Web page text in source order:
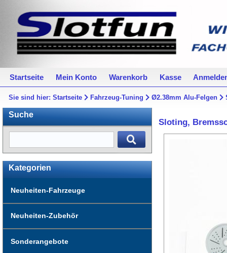
Startseite Mein Konto Warenkorb Kasse
Sie sind hier:Startseite Fahrzeug-Tuning Ø2.38mm Alu-Felgen
Suche
Kategorien
Neuheiten-Fahrzeuge
Neuheiten-Zubehör
Sonderangebote
Sloting,